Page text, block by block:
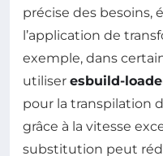
précise des besoins,
l’application de
exemple, dans
utiliser esbuild-
pour la transpilation
grâce à la vitesse
substitution peut